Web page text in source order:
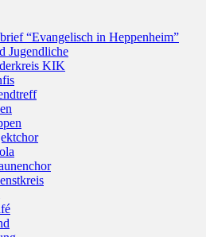
“Evangelisch in Heppenheim”
Jugendliche
KIK